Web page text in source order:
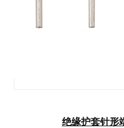
绝缘护套针形